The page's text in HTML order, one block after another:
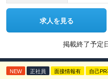
求人を見る
掲載終了予定
NEW 正社員 面接情報有 自己